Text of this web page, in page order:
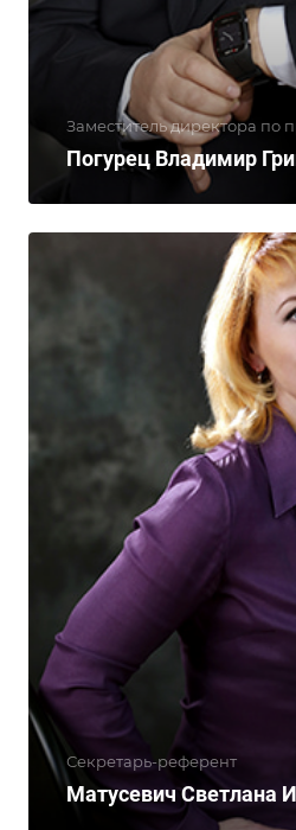
Заместитель директора по
Погурец Владимир
Секретарь-референт
Матусевич Светлана